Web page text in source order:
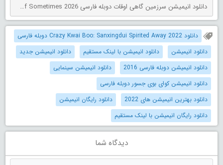
دانلود انیمیشن سرزمین گاهی اوقات دوبله فارسی The Land of Sometimes 2026
دانلود Crazy Kwai Boo: Sanxingdui Spirited Away 2022 دوبله فارسی
دانلود انیمیشن
دانلود انیمیشن با لینک مستقیم
دانلود انیمیشن جدید
دانلود انیمیشن دوبله فارسی 2016
دانلود انیمیشن سینمایی
دانلود انیمیشن کوای بوی جسور دوبله فارسی
دانلود بهترین انیمیشن های 2022
دانلود رایگان انیمیشن
دانلود رایگان انیمیشن با لینک مستقیم
دیدگاه شما